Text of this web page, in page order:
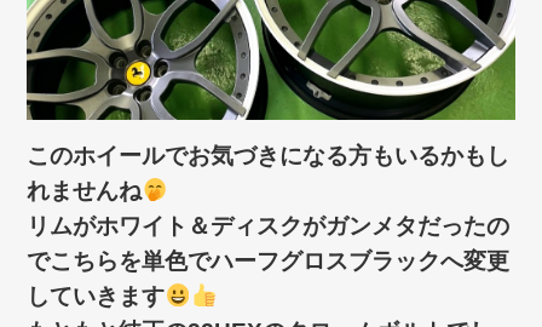
このホイールでお気づきになる方もいるかもし
れませんね
リムがホワイト＆ディスクがガンメタだったの
でこちらを単色でハーフグロスブラックへ変更
していきます